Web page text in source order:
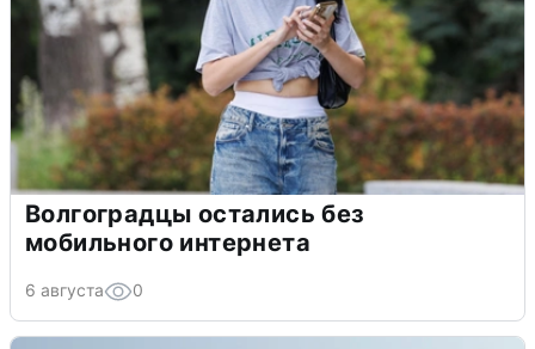
Волгоградцы остались без
мобильного интернета
6 августа 0